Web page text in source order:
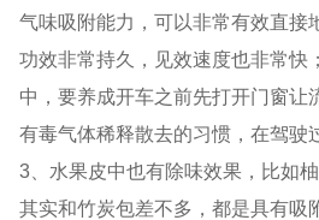
气味吸附能力，可以非常有效直接
功效非常持久，见效速度也非常快
中，要养成开车之前先打开门窗让
有毒气体稀释散去的习惯，在驾驶
3、水果皮中也有除味效果，比如
其实和竹炭包差不多，都是具有吸